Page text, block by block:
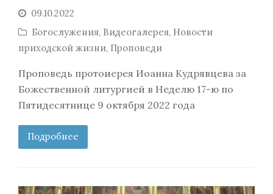
09.10.2022
Богослужения, Видеогалерея, Новости
приходской жизни, Проповеди
Проповедь протоиерея Иоанна Кудрявцева за
Божественной литургией в Неделю 17-ю по
Пятидесятнице 9 октября 2022 года
Подробнее